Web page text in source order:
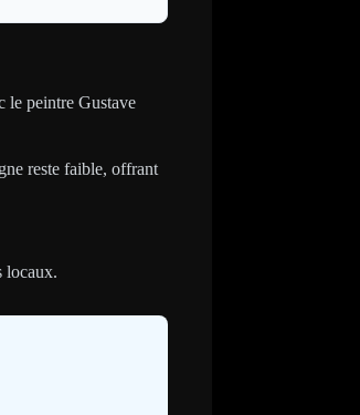
le peintre Gustave
reste faible, offrant
locaux.